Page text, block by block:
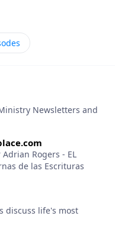
ORA es crucial
CONTESTADAS.
orar?Jn. 15:16